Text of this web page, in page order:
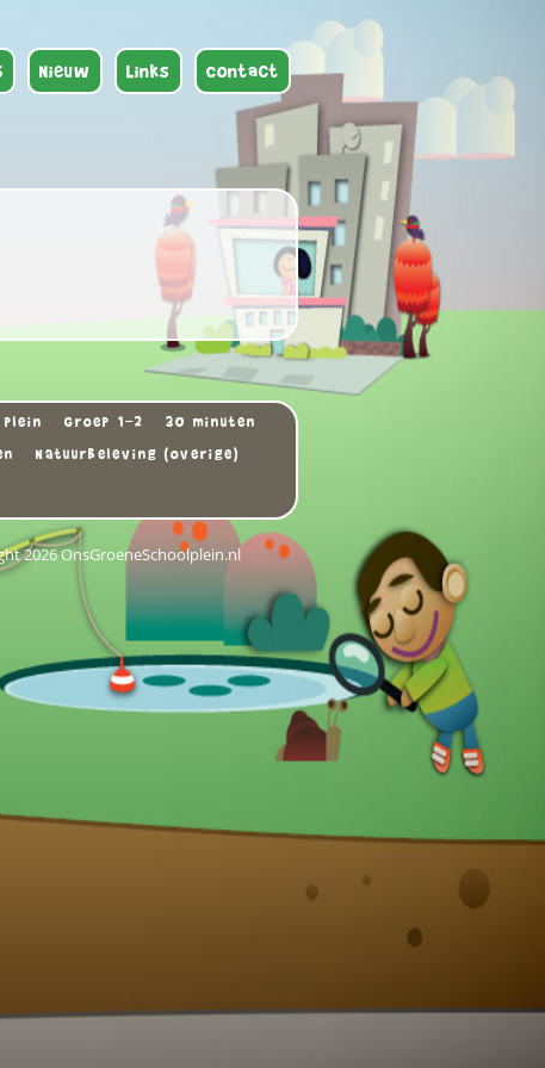
Nieuw Links Contact
Groep 1-2
30 minuten
Natuurbeleving (overige)
2026 OnsGroeneSchoolplein.nl